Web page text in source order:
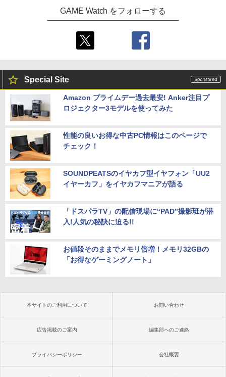
GAME Watch をフォローする
Special Site
Amazon プライムデー過去最安! Anker注目プ
ロジェクター3モデルを使ってみた
性能の良いお得な中古PC情報はこのページで
チェック！
SOUNDPEATSのイヤカフ型イヤフォン「UU2
イヤーカフ」をイヤカフマニアが語る
「ドスパラTV」の配信現場に“PAD”撮影班が潜
入!人気の秘訣に迫る!!
お値段そのままでメモリ倍増！メモリ32GBの
「お得なゲーミングノート」
本サイトのご利用について お問い合わせ
広告掲載のご案内 編集部へのご連絡
プライバシーポリシー 会社概要